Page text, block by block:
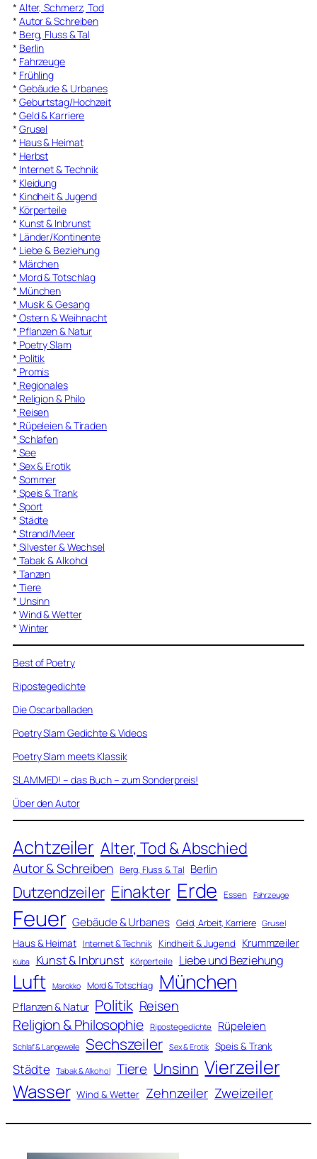
* Alter, Schmerz, Tod
* Autor & Schreiben
* Berg, Fluss & Tal
* Berlin
* Fahrzeuge
* Frühling
* Gebäude & Urbanes
* Geburtstag/Hochzeit
* Geld & Karriere
* Grusel
* Haus & Heimat
* Herbst
* Internet & Technik
* Kleidung
* Kindheit & Jugend
* Körperteile
* Kunst & Inbrunst
* Länder/Kontinente
* Liebe & Beziehung
* Märchen
* Mord & Totschlag
* München
* Musik & Gesang
* Ostern & Weihnacht
* Pflanzen & Natur
* Poetry Slam
* Politik
* Promis
* Regionales
* Religion & Philo
* Reisen
* Rüpeleien & Tiraden
* Schlafen
* See
* Sex & Erotik
* Sommer
* Speis & Trank
* Sport
* Städte
* Strand/Meer
* Silvester & Wechsel
* Tabak & Alkohol
* Tanzen
* Tiere
* Unsinn
* Wind & Wetter
* Winter
Best of Poetry
Ripostegedichte
Die Oscarballaden
Poetry Slam Gedichte & Videos
Poetry Slam meets Klassik
SLAMMED! – das Buch – zum Sonderpreis!
Über den Autor
Achtzeiler Alter, Tod & Abschied
Autor & Schreiben Berg, Fluss & Tal Berlin
Dutzendzeiler Einakter Erde Essen Fahrzeuge
Feuer Gebäude & Urbanes Geld, Arbeit, Karriere Grusel
Haus & Heimat Internet & Technik Kindheit & Jugend Krummzeiler
Kuba Kunst & Inbrunst Körperteile Liebe und Beziehung
Luft Marokko Mord & Totschlag München
Pflanzen & Natur Politik Reisen
Religion & Philosophie Ripostegedichte Rüpeleien
Schlaf & Langeweile Sechszeiler Sex & Erotik Speis & Trank
Städte Tabak & Alkohol Tiere Unsinn Vierzeiler
Wasser Wind & Wetter Zehnzeiler Zweizeiler